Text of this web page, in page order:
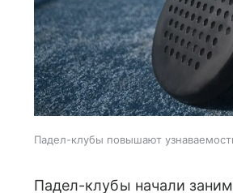
Падел-клубы повышают
Падел-клубы начали